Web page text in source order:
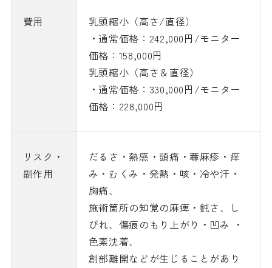
費用
乳頭縮小（高さ/直径）
・通常価格：242,000円/モニター
価格：158,000円
乳頭縮小（高さ＆直径）
・通常価格：330,000円/モニター
価格：228,000円
リスク・
副作用
だるさ・熱感・頭痛・蕁麻疹・痒
み・むくみ・発熱・咳・冷や汗・
胸痛、
施術箇所の知覚の麻痺・鈍さ、し
びれ、傷痕のもり上がり・凹み ・
色素沈着、
創部離開などが生じることがあり